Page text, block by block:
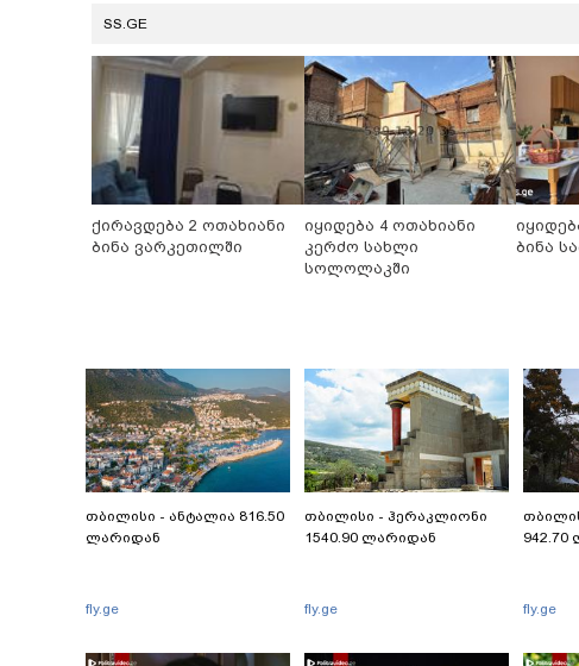
SS.GE
ქირავდება 2 ოთახიანი
ბინა ვარკეთილში
იყიდება 4 ოთახიანი
კერძო სახლი
სოლოლაკში
ბინა
თბილისი - ანტალია 816.50
ლარიდან
fly.ge
თბილისი - ჰერაკლიონი
1540.90 ლარიდან
fly.ge fly.ge